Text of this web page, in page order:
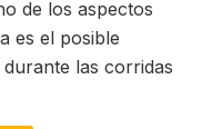
de los aspectos
es el posible
las corridas